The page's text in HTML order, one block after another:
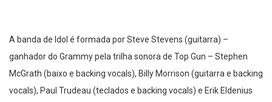
A banda de Idol é formada por Steve Stevens (guitarra) –
ganhador do Grammy pela trilha sonora de Top Gun – Stephen
McGrath (baixo e backing vocals), Billy Morrison (guitarra e backing
vocals), Paul Trudeau (teclados e backing vocals) e Erik Eldenius